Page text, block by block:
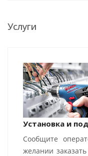
Услуги
Установка и
Сообщите
желании